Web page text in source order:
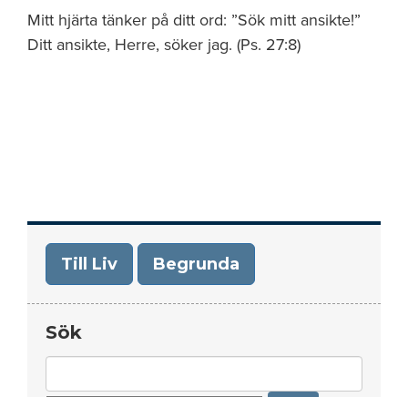
Mitt hjärta tänker på ditt ord: ”Sök mitt ansikte!”
Ditt ansikte, Herre, söker jag. (Ps. 27:8)
Till Liv Begrunda
Sök
for: